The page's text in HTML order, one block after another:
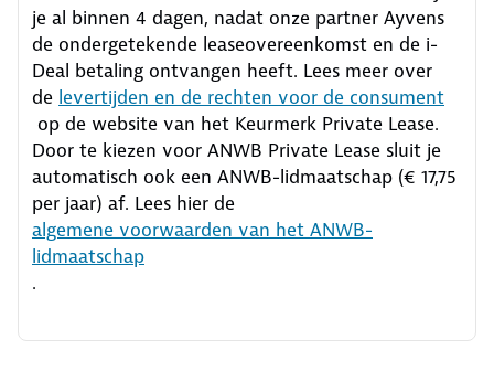
je al binnen 4 dagen, nadat onze partner Ayvens
de ondergetekende leaseovereenkomst en de i-
Deal betaling ontvangen heeft. Lees meer over
de levertijden en de rechten voor de consument
op de website van het Keurmerk Private Lease.
Door te kiezen voor ANWB Private Lease sluit je
automatisch ook een ANWB-lidmaatschap (€ 17,75
per jaar) af. Lees hier de
algemene voorwaarden van het ANWB-
lidmaatschap
.